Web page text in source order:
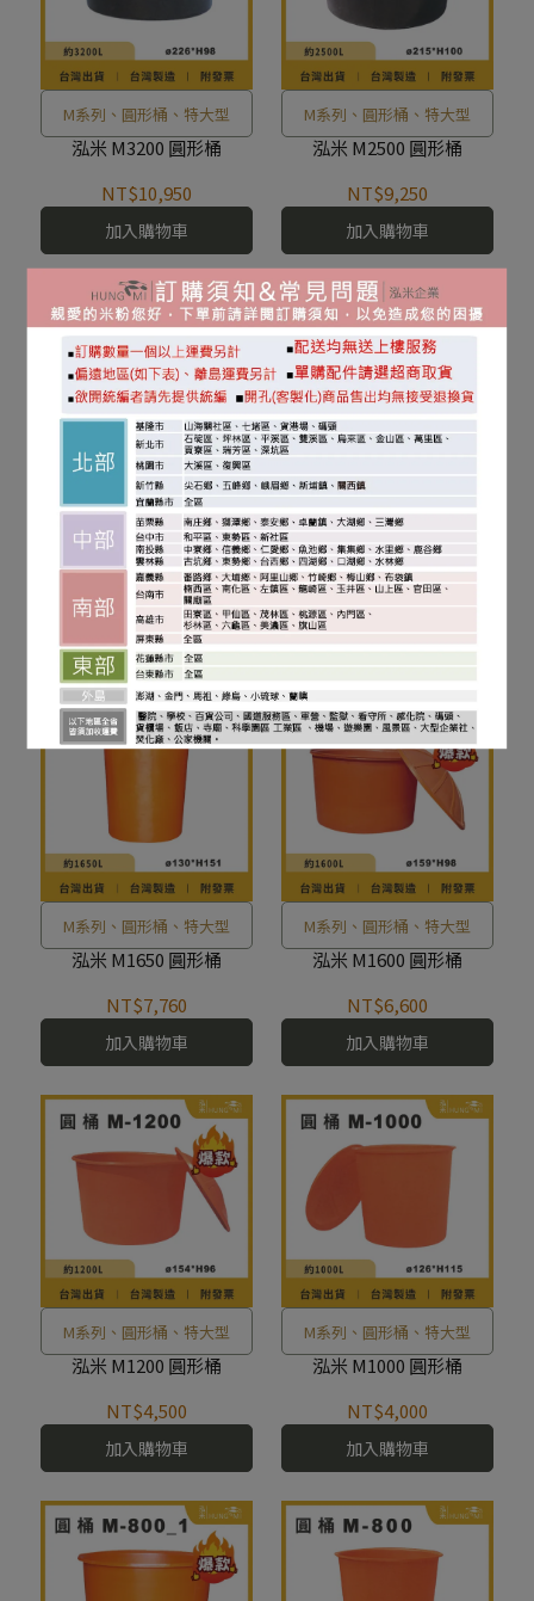
M系列、圓形桶、特大型
泓米 M3200 圓形桶
NT$10,950
加入購物車
M系列、圓形桶、特大型
泓米 M2500 圓形桶
NT$9,250
加入購物車
M系列、圓形桶、特大型
泓米 M2200 圓形桶
NT$8,700
加入購物車
M系列、圓形桶、特大型
泓米 M2000 圓形桶
NT$9,750
M系列、圓形桶、特大型
泓米 M1650 圓形桶
NT$7,760
加入購物車
M系列、圓形桶、特大型
泓米 M1600 圓形桶
NT$6,600
加入購物車
M系列、圓形桶、特大型
泓米 M1200 圓形桶
NT$4,500
加入購物車
M系列、圓形桶、特大型
泓米 M1000 圓形桶
NT$4,000
加入購物車